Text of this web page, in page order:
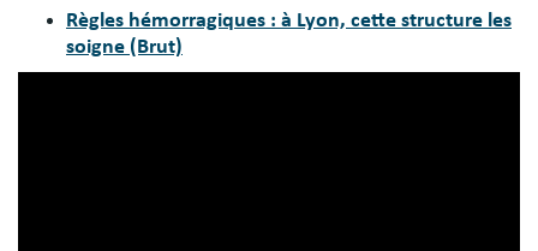
Règles hémorragiques : à Lyon, cette structure les
soigne (Brut)